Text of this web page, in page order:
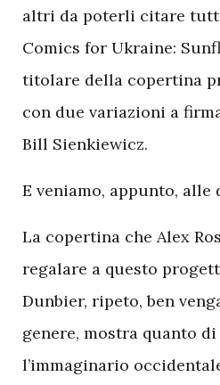
altri da poterli citare
Comics for Ukraine:
titolare della copertina
con due variazioni a
Bill Sienkiewicz.
E veniamo, appunto, alle
La copertina che Alex
regalare a questo
Dunbier, ripeto, ben
genere, mostra quanto
l’immaginario